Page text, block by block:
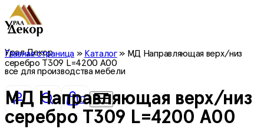
Урал Декор
все для производства мебели
0
Главная страница» Каталог» МД Направляющая верх/низ
серебро T309 L=4200 A00
МД Направляющая верх/низ
серебро T309 L=4200 A00